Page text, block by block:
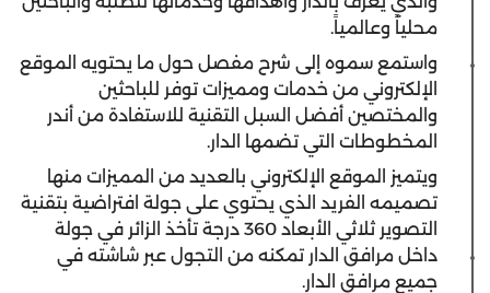
محلياً وعالمياً.
واستمع سموه إلى شرح مفصل حول ما يحتويه الموقع
الإلكتروني من خدمات ومميزات توفر للباحثين
والمختصين أفضل السبل التقنية للاستفادة من أندر
المخطوطات التي تضمها الدار.
ويتميز الموقع الإلكتروني بالعديد من المميزات منها
تصميمه الفريد الذي يحتوي على جولة افتراضية بتقنية
التصوير ثلاثي الأبعاد 360 درجة تأخذ الزائر في جولة
داخل مرافق الدار تمكنه من التجول عبر شاشته في
جميع مرافق الدار.